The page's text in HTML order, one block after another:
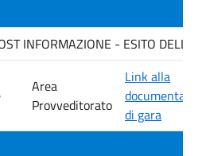
INFORMAZIONE - ESITO
Area
Provveditorato
Link alla
di gara